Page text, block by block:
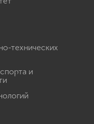
технических
и